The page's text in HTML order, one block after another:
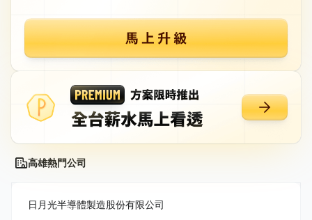
高雄熱門公司
日月光半導體製造股份有限公司